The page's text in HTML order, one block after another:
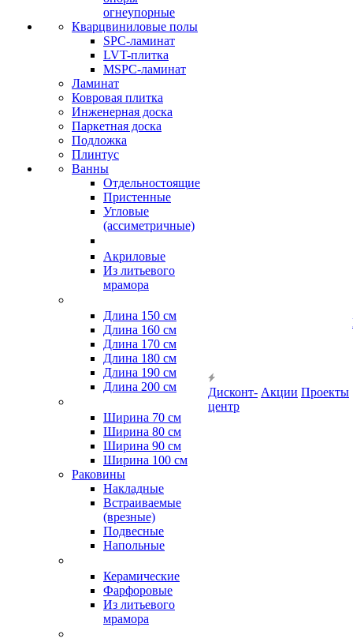
огнеупорные
Кварцвиниловые полы
SPC-ламинат
LVT-плитка
MSPC-ламинат
Ламинат
Ковровая плитка
Инженерная доска
Паркетная доска
Подложка
Плинтус
Ванны
Отдельностоящие
Пристенные
Угловые
(ассиметричные)
Акриловые
Из литьевого
мрамора
Длина 150 см
Длина 160 см
Длина 170 см
Длина 180 см
Длина 190 см
Длина 200 см
Ширина 70 см
Ширина 80 см
Ширина 90 см
Ширина 100 см
Раковины
Накладные
Встраиваемые
(врезные)
Подвесные
Напольные
Керамические
Фарфоровые
Из литьевого
мрамора
Дисконт-
центр
Акции Проекты